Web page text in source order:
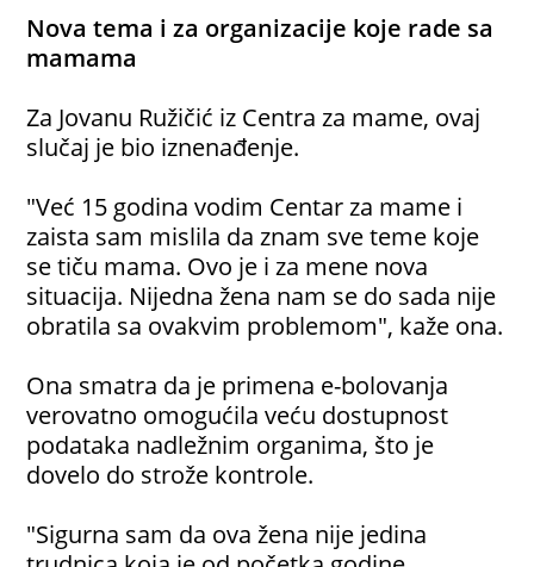
Nova tema i za organizacije koje rade sa
mamama
Za Jovanu Ružičić iz Centra za mame, ovaj
slučaj je bio iznenađenje.
"Već 15 godina vodim Centar za mame i
zaista sam mislila da znam sve teme koje
se tiču mama. Ovo je i za mene nova
situacija. Nijedna žena nam se do sada nije
obratila sa ovakvim problemom", kaže ona.
Ona smatra da je primena e-bolovanja
verovatno omogućila veću dostupnost
podataka nadležnim organima, što je
dovelo do strože kontrole.
"Sigurna sam da ova žena nije jedina